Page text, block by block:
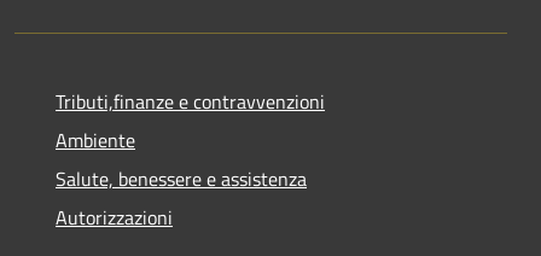
Tributi,finanze e contravvenzioni
Ambiente
Salute, benessere e assistenza
Autorizzazioni